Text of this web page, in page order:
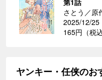
第1話
さとう／原
2025/12/25
165円（税込
ヤンキー・任侠のお